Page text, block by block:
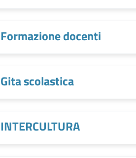
Formazione docenti
Gita scolastica
INTERCULTURA